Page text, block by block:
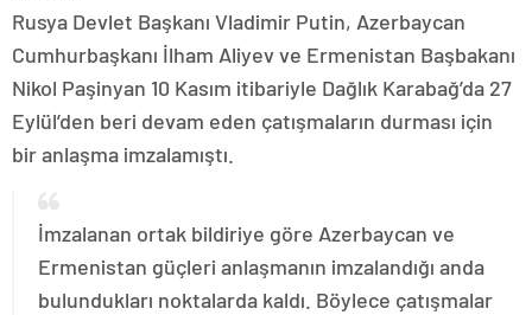
Rusya Devlet Başkanı Vladimir Putin, Azerbaycan
Cumhurbaşkanı İlham Aliyev ve Ermenistan Başbakanı
Nikol Paşinyan 10 Kasım itibariyle Dağlık Karabağ’da 27
Eylül’den beri devam eden çatışmaların durması için
bir anlaşma imzalamıştı.
İmzalanan ortak bildiriye göre Azerbaycan ve
Ermenistan güçleri anlaşmanın imzalandığı anda
bulundukları noktalarda kaldı. Böylece çatışmalar